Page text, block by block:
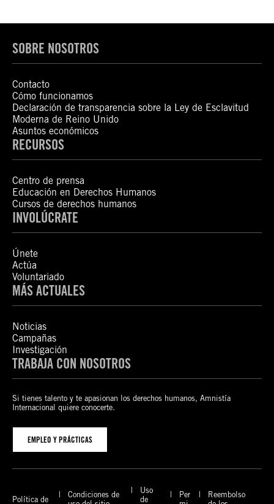
SOBRE NOSOTROS
Contacto
Cómo funcionamos
Declaración de transparencia sobre la Ley de Esclavitud
Moderna de Reino Unido
Asuntos económicos
RECURSOS
Centro de prensa
Educación en Derechos Humanos
Cursos de derechos humanos
INVOLÚCRATE
Únete
Actúa
Voluntariado
MÁS ACTUALES
Noticias
Campañas
Investigación
TRABAJA CON NOSOTROS
Si tienes talento y te apasionan los derechos humanos, Amnistía
Internacional quiere conocerte.
EMPLEO Y PRÁCTICAS
Política de
Condiciones de
Uso
de
Per
Reembolso